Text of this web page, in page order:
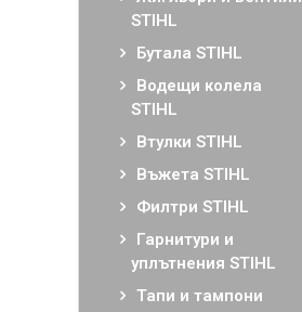
STIHL
Бутала STIHL
Водещи колела
STIHL
Втулки STIHL
Въжета STIHL
Филтри STIHL
Гарнитури и
уплътнения STIHL
Тапи и тампони